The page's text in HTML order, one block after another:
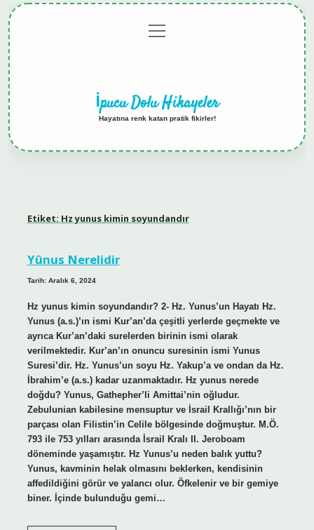
menüyü
aç
İpucu Dolu Hikayeler
Hayatına renk katan pratik fikirler!
Etiket: Hz yunus kimin soyundandır
Yûnus Nerelidir
Tarih: Aralık 6, 2024
Hz yunus kimin soyundandır? 2- Hz. Yunus’un Hayatı Hz.
Yunus (a.s.)’ın ismi Kur’an’da çeşitli yerlerde geçmekte ve
ayrıca Kur’an’daki surelerden birinin ismi olarak
verilmektedir. Kur’an’ın onuncu suresinin ismi Yunus
Suresi’dir. Hz. Yunus’un soyu Hz. Yakup’a ve ondan da Hz.
İbrahim’e (a.s.) kadar uzanmaktadır. Hz yunus nerede
doğdu? Yunus, Gathepher’li Amittai’nin oğludur.
Zebulunian kabilesine mensuptur ve İsrail Krallığı’nın bir
parçası olan Filistin’in Celile bölgesinde doğmuştur. M.Ö.
793 ile 753 yılları arasında İsrail Kralı II. Jeroboam
döneminde yaşamıştır. Hz Yunus’u neden balık yuttu?
Yunus, kavminin helak olmasını beklerken, kendisinin
affedildiğini görür ve yalancı olur. Öfkelenir ve bir gemiye
biner. İçinde bulunduğu gemi…